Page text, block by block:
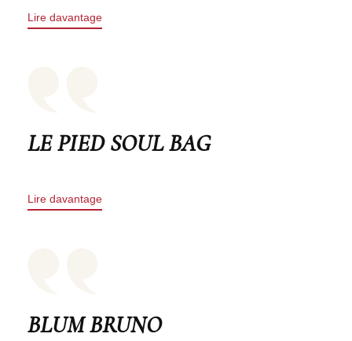
Lire davantage
LE PIED SOUL BAG
Lire davantage
BLUM BRUNO